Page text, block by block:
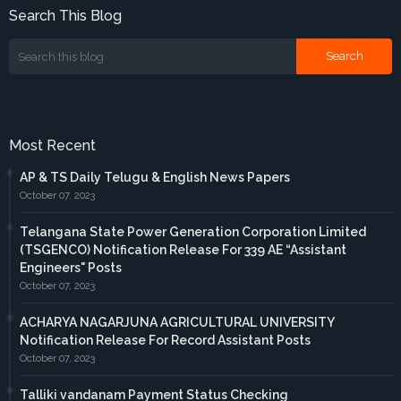
Search This Blog
Most Recent
AP & TS Daily Telugu & English News Papers
October 07, 2023
Telangana State Power Generation Corporation Limited
(TSGENCO) Notification Release For 339 AE “Assistant
Engineers" Posts
October 07, 2023
ACHARYA NAGARJUNA AGRICULTURAL UNIVERSITY
Notification Release For Record Assistant Posts
October 07, 2023
Talliki vandanam Payment Status Checking